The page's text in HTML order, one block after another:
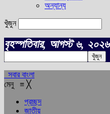
অন্যান্য
খুঁজুন
বৃহস্পতিবার, আগস্ট ৬, ২০২৬
সবার বাংলা
মেনু ≡ ╳
প্রচ্ছদ
জাতীয়